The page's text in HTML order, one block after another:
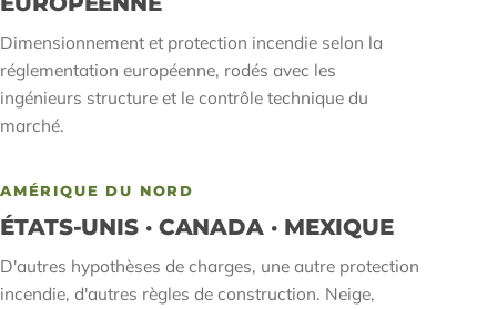
Dimensionnement et protection incendie selon la
réglementation européenne, rodés avec les
ingénieurs structure et le contrôle technique du
marché.
AMÉRIQUE DU NORD
ÉTATS-UNIS · CANADA · MEXIQUE
D'autres hypothèses de charges, une autre protection
incendie, d'autres règles de construction. Neige,